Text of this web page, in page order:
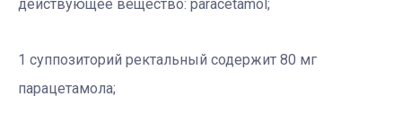
действующее вещество: paracetamol;
1 суппозиторий ректальный содержит 80 мг
парацетамола;